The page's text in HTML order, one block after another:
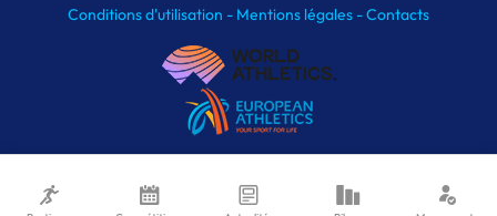
Conditions d'utilisation - Mentions légales -Contacts